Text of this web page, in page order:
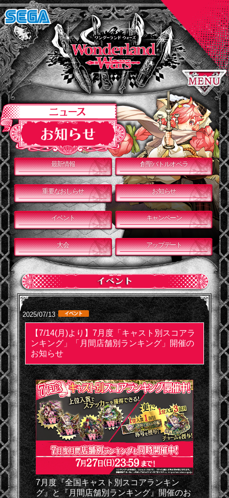
最新情報 創聖バトルオペラ
重要なおしらせ お知らせ
イベント キャンペーン
大会 アップデート
2025/07/13
【7/14(月)より】7月度「キャスト別スコアラ
ンキング」「月間店舗別ランキング」開催の
お知らせ
7月度『全国キャスト別スコアランキン
グ』と『月間店舗別ランキング』開催のお